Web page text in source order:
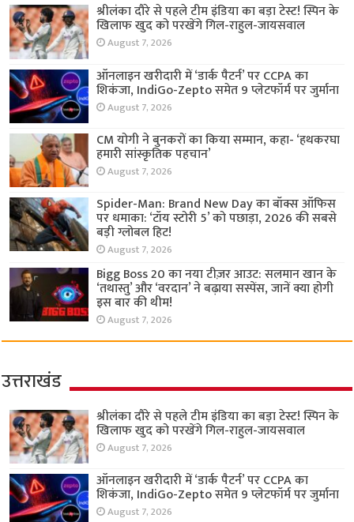
श्रीलंका दौरे से पहले टीम इंडिया का बड़ा टेस्ट! स्पिन के
खिलाफ खुद को परखेंगे गिल-राहुल-जायसवाल
August 7, 2026
ऑनलाइन खरीदारी में ‘डार्क पैटर्न’ पर CCPA का
शिकंजा, IndiGo-Zepto समेत 9 प्लेटफॉर्म पर जुर्माना
August 7, 2026
CM योगी ने बुनकरों का किया सम्मान, कहा- ‘हथकरघा
हमारी सांस्कृतिक पहचान’
August 7, 2026
Spider-Man: Brand New Day का बॉक्स ऑफिस
पर धमाका: ‘टॉय स्टोरी 5’ को पछाड़ा, 2026 की सबसे
बड़ी ग्लोबल हिट!
August 7, 2026
Bigg Boss 20 का नया टीज़र आउट: सलमान खान के
‘तथास्तु’ और ‘वरदान’ ने बढ़ाया सस्पेंस, जानें क्या होगी
इस बार की थीम!
August 7, 2026
उत्तराखंड
श्रीलंका दौरे से पहले टीम इंडिया का बड़ा टेस्ट! स्पिन के
खिलाफ खुद को परखेंगे गिल-राहुल-जायसवाल
August 7, 2026
ऑनलाइन खरीदारी में ‘डार्क पैटर्न’ पर CCPA का
शिकंजा, IndiGo-Zepto समेत 9 प्लेटफॉर्म पर जुर्माना
August 7, 2026